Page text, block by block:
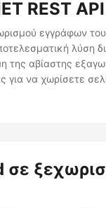
REST API
εγγράφων
λύση
της αβίαστης
για να χωρίσετε